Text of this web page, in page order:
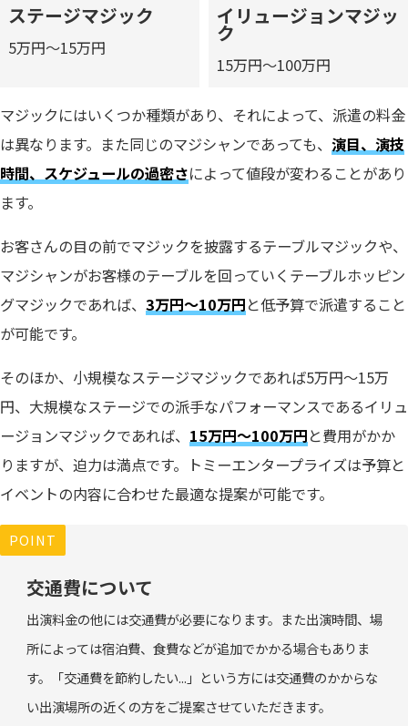
ステージマジック
5万円～15万円
イリュージョンマジッ
ク
15万円～100万円
マジックにはいくつか種類があり、それによって、派遣の料金
は異なります。また同じのマジシャンであっても、 演目、演技
時間、スケジュールの過密さによって値段が変わることがあり
ます。
お客さんの目の前でマジックを披露するテーブルマジックや、
マジシャンがお客様のテーブルを回っていくテーブルホッピン
グマジックであれば、 3万円～10万円と低予算で派遣すること
が可能です。
そのほか、小規模なステージマジックであれば5万円～15万
円、大規模なステージでの派手なパフォーマンスであるイリュ
ージョンマジックであれば、 15万円～100万円と費用がかか
りますが、迫力は満点です。トミーエンタープライズは予算と
イベントの内容に合わせた最適な提案が可能です。
POINT
交通費について
出演料金の他には交通費が必要になります。また出演時間、場
所によっては宿泊費、食費などが追加でかかる場合もありま
す。「交通費を節約したい...」という方には交通費のかからな
い出演場所の近くの方をご提案させていただきます。